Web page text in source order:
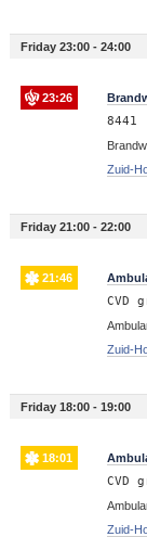
Friday 23:00 - 24:00
23:26
8441
Zuid-
Friday 21:00 - 22:00
21:46
CVD
Zuid-
Friday 18:00 - 19:00
18:01
CVD
Zuid-